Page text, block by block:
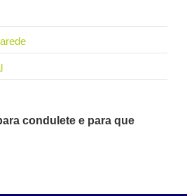
condulete e para que